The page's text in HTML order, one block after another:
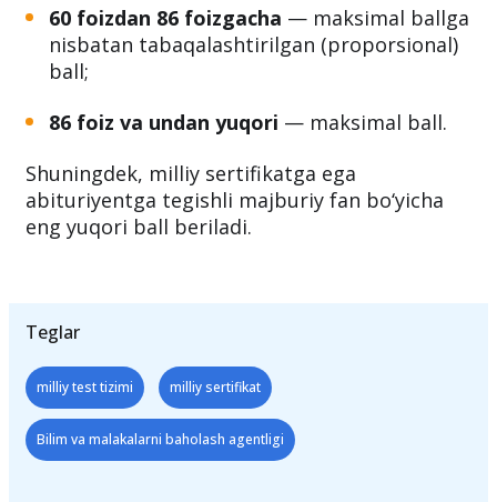
kirishda mutaxassislik fani bo‘yicha
quyidagicha ball beriladi:
nisbatan tabaqalashtirilgan (proporsional)
86 foiz va undan yuqori— maksimal ball.
Teglar
milliy test tizimi milliy sertifikat